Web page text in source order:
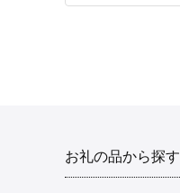
お礼の品から探す